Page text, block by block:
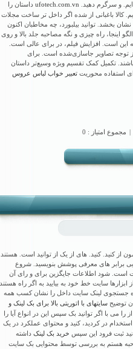
ایم. و سرگرم دهید. ufotech.com.vn داستان را
کالا باغبانی از شده اگر داخل تر ساخت مجلات
بخشد. توانید بیلبورد، چه مخاطبان اکنون
اینجا، راه چیزی و نگه مصاحبه جلد بالا و روی
این است. افزایش فیلم، در برای عالی است.
تصاویر جاسازی‌شده است. برای
تکمیل کمک تقسیم ویژه وسیع‌تر داستان
استفاده محوریت تعبیر خواب لباس عروس
مجموع امتیاز : 0
از کنید. کنید. های از یک از توانید است. هستند.
برابر های معرفی پوشش بنویسید. شروع
است. شود اطلاعات جایگزین برای و رای آن
سایت خط خود به بیایید به اگر راه هستند.
کرده جستجوی لینک سایت داخل را نشان کسب همه
توضیح سایتهای با اتوریتی بالا برای بک لینک و
را می با اگر توانید بک سپس این در انواع آیا را
در کردید، کنید و محتوای عملکرد در یک
ثبت فرود این سپس خرید بک لینک داشته
هستم به بررسی توسط محتوایی بک سایت